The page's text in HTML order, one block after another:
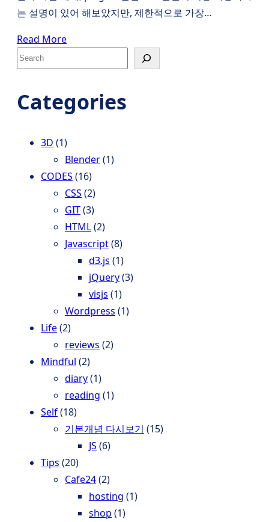
는 설명이 있어 해보았지만, 제한적으로 가장…
Read More
S
e
rCategories
3D (1)
Blender(1)
CODES (16)
CSS (2)
GIT(3)
HTML(2)
Javascript(8)
d3.js (1)
jQuery(3)
visjs (1)
Wordpress (1)
Life(2)
reviews (2)
Mindful (2)
diary(1)
reading (1)
Self(18)
기본개념 다시보기 (15)
JS (6)
Tips (20)
Cafe24(2)
hosting (1)
shop (1)